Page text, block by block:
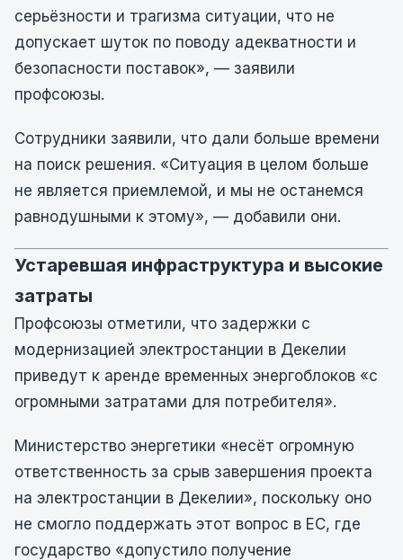
серьёзности и трагизма ситуации, что не
допускает шуток по поводу адекватности и
безопасности поставок», — заявили
профсоюзы.
Сотрудники заявили, что дали больше времени
на поиск решения. «Ситуация в целом больше
не является приемлемой, и мы не останемся
равнодушными к этому», — добавили они.
Устаревшая инфраструктура и высокие
затраты
Профсоюзы отметили, что задержки с
модернизацией электростанции в Декелии
приведут к аренде временных энергоблоков «с
огромными затратами для потребителя».
Министерство энергетики «несёт огромную
ответственность за срыв завершения проекта
на электростанции в Декелии», поскольку оно
не смогло поддержать этот вопрос в ЕС, где
государство «допустило получение